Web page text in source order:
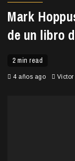
Mark
de un libro
2 min read
4 años ago